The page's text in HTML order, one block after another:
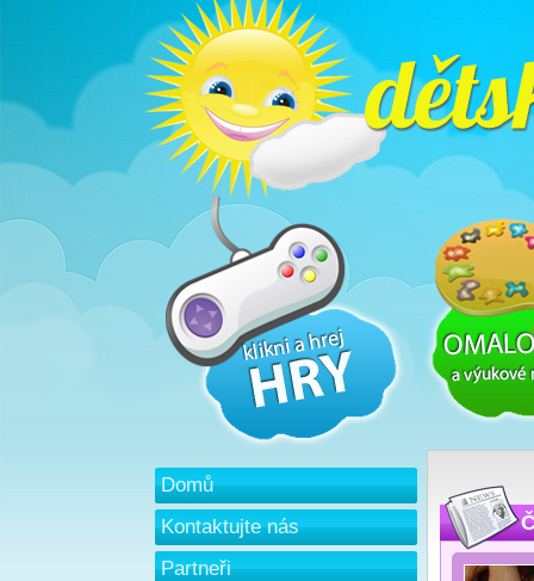
Domů
Kontaktujte nás
Partneři